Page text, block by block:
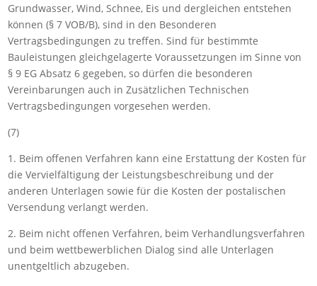
Grundwasser, Wind, Schnee, Eis und dergleichen entstehen
können (§7 VOB/B), sind in den Besonderen
Vertragsbedingungen zu treffen. Sind für bestimmte
Bauleistungen gleichgelagerte Voraussetzungen im Sinne von
§9 EG Absatz6 gegeben, so dürfen die besonderen
Vereinbarungen auch in Zusätzlichen Technischen
Vertragsbedingungen vorgesehen werden.
(7)
1. Beim offenen Verfahren kann eine Erstattung der Kosten für
die Vervielfältigung der Leistungsbeschreibung und der
anderen Unterlagen sowie für die Kosten der postalischen
Versendung verlangt werden.
2. Beim nicht offenen Verfahren, beim Verhandlungsverfahren
und beim wettbewerblichen Dialog sind alle Unterlagen
unentgeltlich abzugeben.